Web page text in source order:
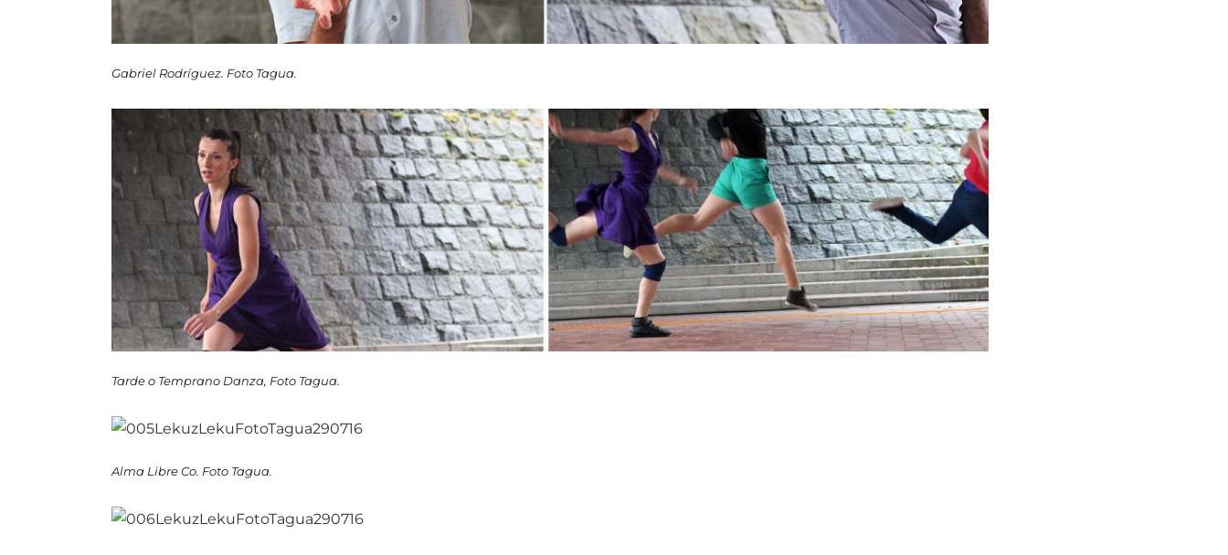
Gabriel Rodríguez. Foto Tagua.
Tarde o Temprano Danza, Foto Tagua.
Alma Libre Co. Foto Tagua.